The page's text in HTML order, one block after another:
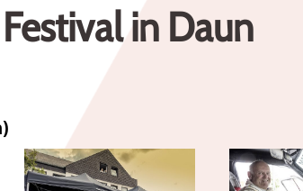
Ehrenmitglieder
Audi Club International
in Daun